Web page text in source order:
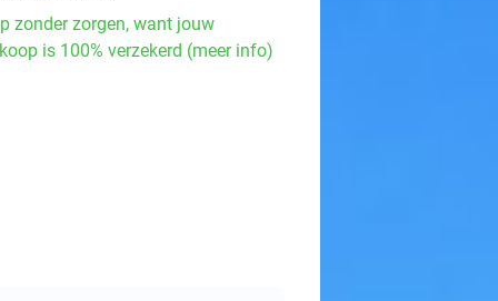
zonder zorgen, want jouw
is 100% verzekerd (meer info)